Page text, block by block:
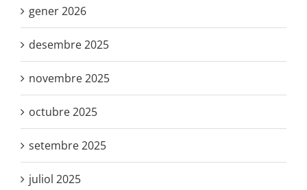
gener 2026
desembre 2025
novembre 2025
octubre 2025
setembre 2025
juliol 2025